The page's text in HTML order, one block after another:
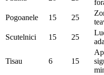
Pogoanele
15 25
Scutelnici
15 25
Tisau 6 15